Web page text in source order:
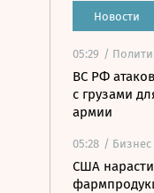
Новости
05:29 /
ВС РФ
с грузами
армии
05:28 / Бизнес
США